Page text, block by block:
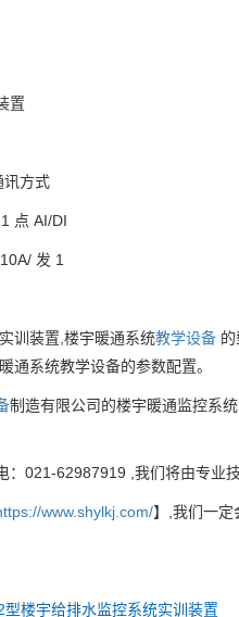
置
讯方式
点 AI/DI
发 1
训装置,楼宇暖通系统教学设备的
通系统教学设备的参数配置。
制造有限公司的楼宇暖通监控系
：021-62987919 ,我们将由专业
www.shylkj.com/】,我们一定
型楼宇给排水监控系统实训装置